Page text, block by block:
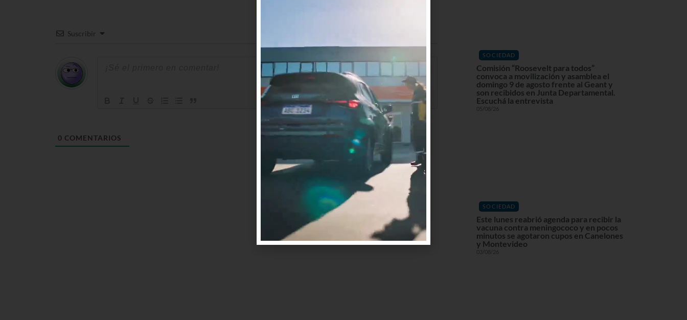
Suscribir
0 COMENTARIOS
SOCIEDAD
Comisión “Roosevelt para todos”
convoca a movilización y asamblea el
domingo 9 de agosto frente al Geant y
son recibidos en Junta Departamental.
Escuchá la entrevista
05/08/26
SOCIEDAD
Este lunes reabrió agenda para recibir la
vacuna contra meningococo y en pocos
minutos se agotaron cupos en Canelones
y Montevideo
03/08/26